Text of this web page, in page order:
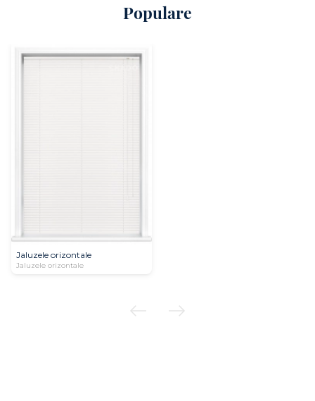
Populare
Jaluzele orizontale
Jaluzele orizontale